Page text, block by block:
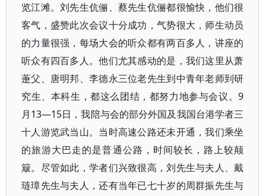
览江滩。刘先生伉俪、蔡先生伉俪都很愉快，他们很
客气，盛赞此次会议十分成功，气势很大，师生动员
的力量很强，每场大会的听众都有两百多人，讲座的
听众有四百多人。他们尤其感动的是，我们这里从萧
萐父、唐明邦、李德永三位老先生到中青年老师到研
究生、本科生，都这么团结，都努力地参与会议。9
月13—15日，我陪与会的部分外国及我国台港学者三
十人游览武当山。当时高速公路还未开通，我们乘坐
的旅游大巴走的是普通公路，时间较长，路上较颠
簸。尽管如此，学者们兴致很高，刘先生与夫人、戴
琏璋先生与夫人，还有当年已七十岁的周群振先生与